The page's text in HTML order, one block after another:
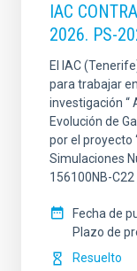
IAC
2026. PS-
El IAC
para trabajar
investigación “
Evolución de
por el proyecto
Simulaciones
156100NB-
Fecha de
Plazo de
Resuelto